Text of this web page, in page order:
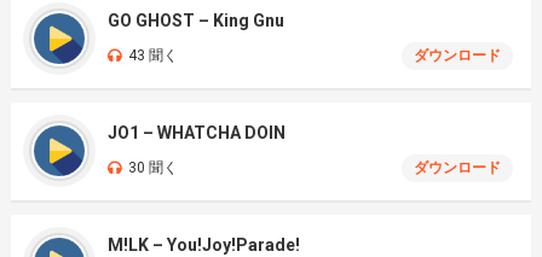
GO GHOST – King Gnu
43 聞く ダウンロード
JO1 – WHATCHA DOIN
30 聞く ダウンロード
M!LK – You!Joy!Parade!